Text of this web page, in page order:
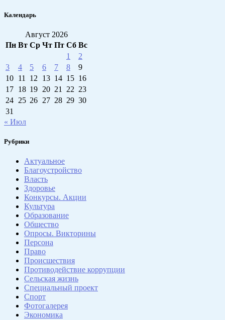
Календарь
Август 2026
Пн Вт Ср Чт Пт Сб Вс
1
2
3
4 5 6 7 8
9
10 11 12 13 14 15 16
17 18 19 20 21 22 23
24 25 26 27 28 29 30
31
« Июл
Рубрики
Актуальное
Благоустройство
Власть
Здоровье
Конкурсы. Акции
Культура
Образование
Общество
Опросы. Викторины
Персона
Право
Происшествия
Противодействие коррупции
Сельская жизнь
Специальный проект
Спорт
Фотогалерея
Экономика